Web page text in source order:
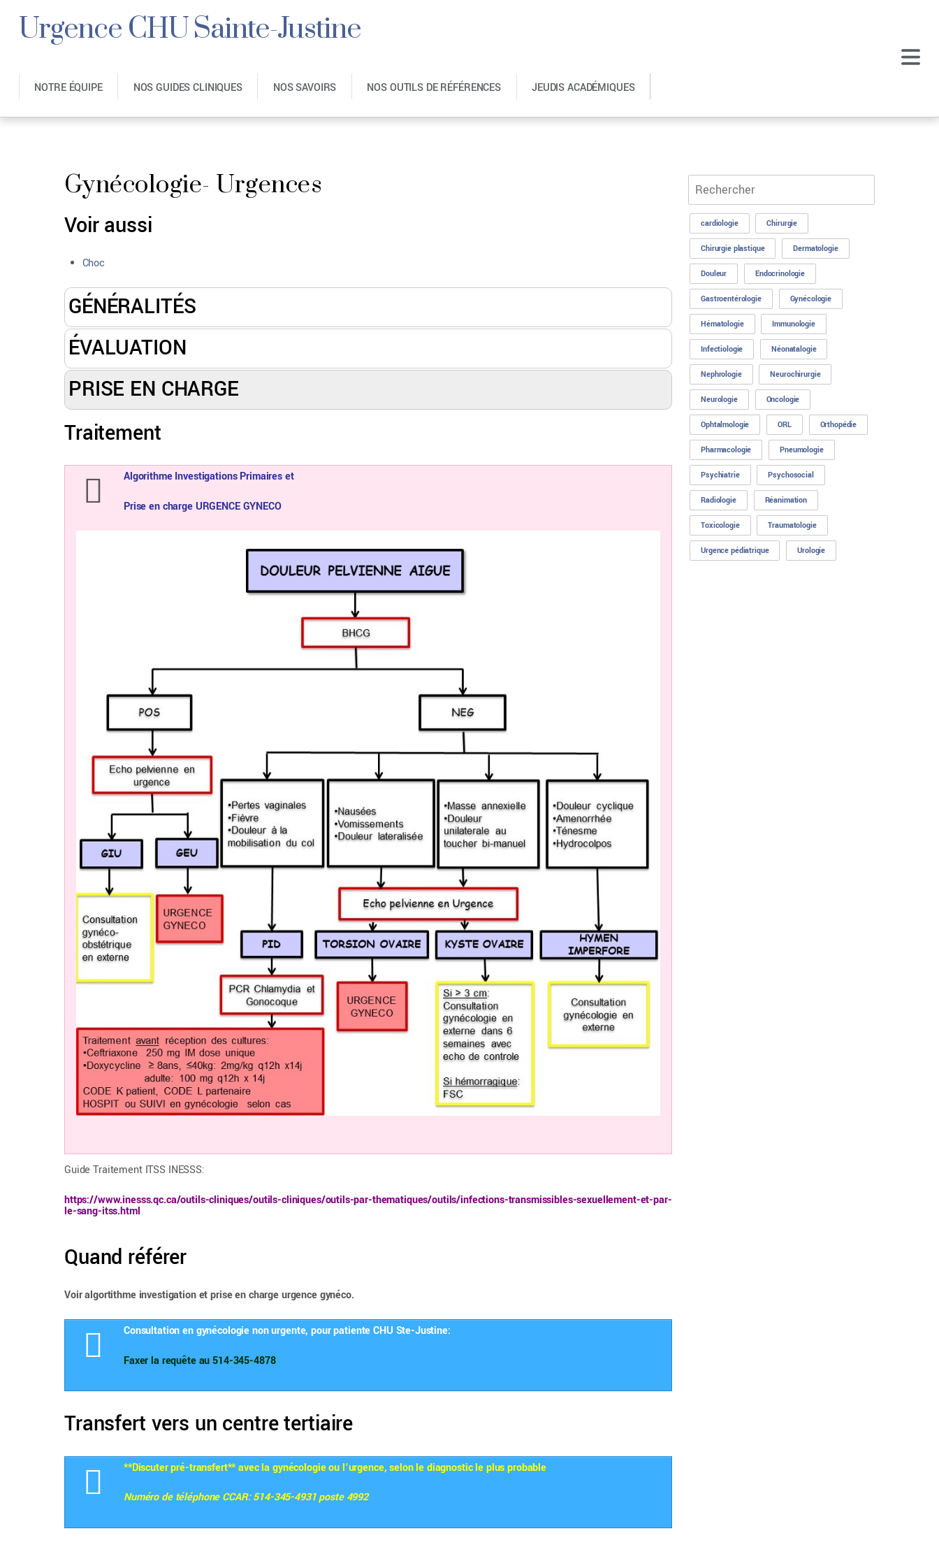
Urgence CHU Sainte-Justine
NOTRE ÉQUIPE NOS GUIDES CLINIQUES NOS SAVOIRS NOS OUTILS DE RÉFÉRENCES JEUDIS ACADÉMIQUES
Gynécologie- Urgences
Voir aussi
Choc
GÉNÉRALITÉS
ÉVALUATION
PRISE EN CHARGE
Traitement
Algorithme Investigations Primaires et
Prise en charge URGENCE GYNECO
Guide Traitement ITSS INESSS:
https://www.inesss.qc.ca/outils-cliniques/outils-cliniques/outils-par-thematiques/outils/infections-transmissibles-sexuellement-et-par-
le-sang-itss.html
Quand référer
Voir algortithme investigation et prise en charge urgence gynéco.
Consultation en gynécologie non urgente, pour patiente CHU Ste-Justine:
Faxer la requête au 514-345-4878
Transfert vers un centre tertiaire
**Discuter pré-transfert** avec la gynécologie ou l’urgence, selon le diagnostic le plus probable
Numéro de téléphone CCAR: 514-345-4931 poste 4992
cardiologie Chirurgie
Chirurgie plastique Dermatologie
Douleur Endocrinologie
Gastroentérologie Gynécologie
Hématologie Immunologie
Infectiologie Néonatalogie
Nephrologie Neurochirurgie
Neurologie Oncologie
Ophtalmologie ORL Orthopédie
Pharmacologie Pneumologie
Psychiatrie Psychosocial
Radiologie Réanimation
Toxicologie Traumatologie
Urgence pédiatrique Urologie